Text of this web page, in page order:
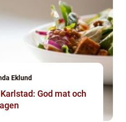
Eklund
God mat och